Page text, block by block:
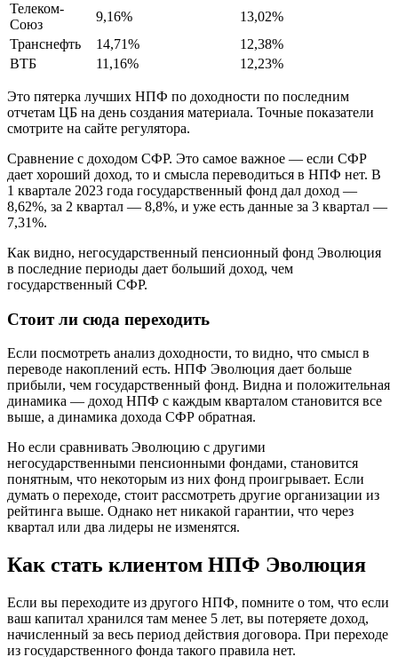
Телеком-
Союз
9,16%
13,02%
Транснефть
14,71%
12,38%
ВТБ
11,16% 12,23%
Это пятерка лучших НПФ по доходности по последним
отчетам ЦБ на день создания материала. Точные показатели
смотрите на сайте регулятора.
Сравнение с доходом СФР. Это самое важное — если СФР
дает хороший доход, то и смысла переводиться в НПФ нет. В
1 квартале 2023 года государственный фонд дал доход —
8,62%, за 2 квартал — 8,8%, и уже есть данные за 3 квартал —
7,31%.
Как видно, негосударственный пенсионный фонд Эволюция
в последние периоды дает больший доход, чем
государственный СФР.
Стоит ли сюда переходить
Если посмотреть анализ доходности, то видно, что смысл в
переводе накоплений есть. НПФ Эволюция дает больше
прибыли, чем государственный фонд. Видна и положительная
динамика — доход НПФ с каждым кварталом становится все
выше, а динамика дохода СФР обратная.
Но если сравнивать Эволюцию с другими
негосударственными пенсионными фондами, становится
понятным, что некоторым из них фонд проигрывает. Если
думать о переходе, стоит рассмотреть другие организации из
рейтинга выше. Однако нет никакой гарантии, что через
квартал или два лидеры не изменятся.
Как стать клиентом НПФ Эволюция
Если вы переходите из другого НПФ, помните о том, что если
ваш капитал хранился там менее 5 лет, вы потеряете доход,
начисленный за весь период действия договора. При переходе
из государственного фонда такого правила нет.